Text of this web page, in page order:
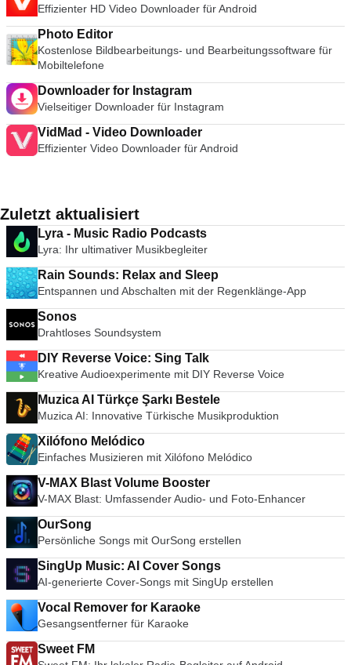
Effizienter HD Video Downloader für Android
Photo Editor
Kostenlose Bildbearbeitungs- und Bearbeitungssoftware für
Mobiltelefone
Downloader for Instagram
Vielseitiger Downloader für Instagram
VidMad - Video Downloader
Effizienter Video Downloader für Android
Zuletzt aktualisiert
Lyra - Music Radio Podcasts
Lyra: Ihr ultimativer Musikbegleiter
Rain Sounds: Relax and Sleep
Entspannen und Abschalten mit der Regenklänge-App
Sonos
Drahtloses Soundsystem
DIY Reverse Voice: Sing Talk
Kreative Audioexperimente mit DIY Reverse Voice
Muzica AI Türkçe Şarkı Bestele
Muzica AI: Innovative Türkische Musikproduktion
Xilófono Melódico
Einfaches Musizieren mit Xilófono Melódico
V-MAX Blast Volume Booster
V-MAX Blast: Umfassender Audio- und Foto-Enhancer
OurSong
Persönliche Songs mit OurSong erstellen
SingUp Music: AI Cover Songs
AI-generierte Cover-Songs mit SingUp erstellen
Vocal Remover for Karaoke
Gesangsentferner für Karaoke
Sweet FM